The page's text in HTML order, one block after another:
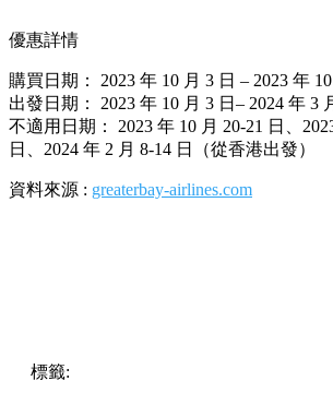
優惠詳情
購買日期： 2023 年 10 月 3 日 – 2023 年 10
出發日期： 2023 年 10 月 3 日– 2024 年 3
不適用日期： 2023 年 10 月 20-21 日、
日、2024 年 2 月 8-14 日（從香港出發）
資料來源 : greaterbay-airlines.com
標籤: